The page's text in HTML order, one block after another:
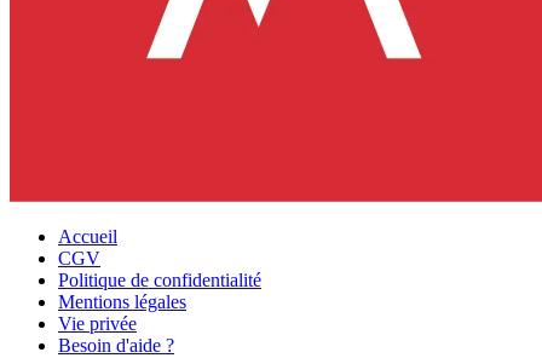
Accueil
CGV
Politique de confidentialité
Mentions légales
Vie privée
Besoin d'aide ?